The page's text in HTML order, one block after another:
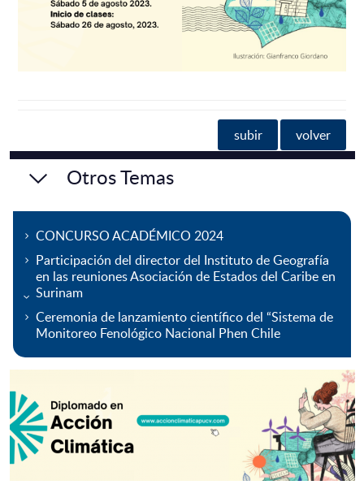
subir volver
Otros Temas
CONCURSO ACADÉMICO 2024
Participación del director del Instituto de Geografía
en las reuniones Asociación de Estados del Caribe en
Surinam
Ceremonia de lanzamiento científico del “Sistema de
Monitoreo Fenológico Nacional Phen Chile